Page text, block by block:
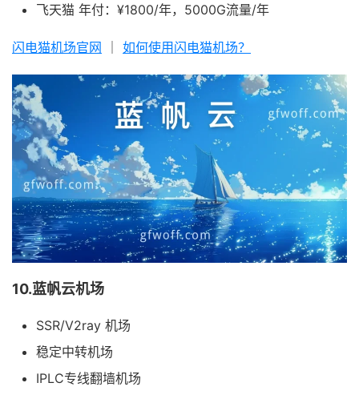
飞天猫 年付：¥1800/年，5000G流量/年
闪电猫机场官网 如何使用闪电猫机场？
10.蓝帆云机场
SSR/V2ray 机场
稳定中转机场
IPLC专线翻墙机场